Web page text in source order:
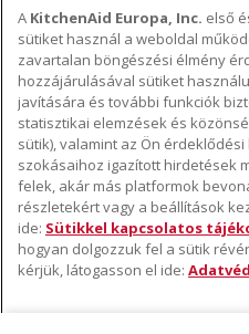
A KITCHENAID MÁRKÁRÓL
A márka lényege
A márka története
ODR
TÁMOGATÁS
Hol lehet megvenni
Garancia és dokumentumok
Ügyfélszolgálat
KÖVESSEN BENNÜNKET
A KitchenAid Europa, Inc. első
sütiket használ a weboldal
zavartalan böngészési élmény
hozzájárulásával sütiket
javítására és további funkciók
statisztikai elemzések és
sütik), valamint az Ön
szokásaihoz igazított hirdetések
felek, akár más platformok
részletekért vagy a beállítások
ide: Sütikkel kapcsolatos
hogyan dolgozzuk fel a sütik
kérjük, látogasson el ide: